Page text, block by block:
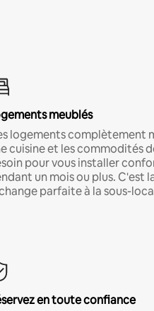
meublés
logements complètement
cuisine et les commodités
pour vous installer
un mois ou plus. C'est
parfaite à la sous-
en toute confiance